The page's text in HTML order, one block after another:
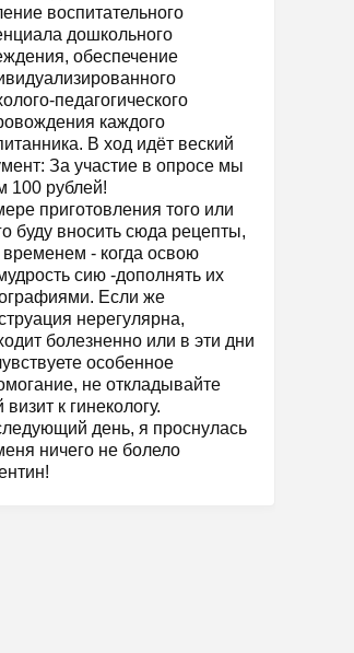
воспитательного
дошкольного
обеспечение
педагогического
каждого
В ход идёт веский
За участие в опросе мы
100 рублей!
приготовления того или
буду вносить сюда рецепты,
временем - когда освою
сию -дополнять их
Если же
нерегулярна,
болезненно или в эти дни
особенное
не откладывайте
визит к гинекологу.
день, я проснулась
ничего не болело